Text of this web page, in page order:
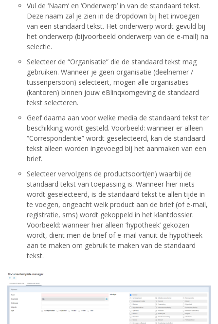
Vul de ‘Naam’ en ‘Onderwerp’ in van de standaard tekst.
Deze naam zal je zien in de dropdown bij het invoegen
van een standaard tekst. Het onderwerp wordt gevuld bij
het onderwerp (bijvoorbeeld onderwerp van de e-mail) na
selectie.
Selecteer de “Organisatie” die de standaard tekst mag
gebruiken. Wanneer je geen organisatie (deelnemer /
tussenpersoon) selecteert, mogen alle organisaties
(kantoren) binnen jouw eBlinqxomgeving de standaard
tekst selecteren.
Geef daarna aan voor welke media de standaard tekst ter
beschikking wordt gesteld. Voorbeeld: wanneer er alleen
“Correspondentie” wordt geselecteerd, kan de standaard
tekst alleen worden ingevoegd bij het aanmaken van een
brief.
Selecteer vervolgens de productsoort(en) waarbij de
standaard tekst van toepassing is. Wanneer hier niets
wordt geselecteerd, is de standaard tekst te allen tijde in
te voegen, ongeacht welk product aan de brief (of e-mail,
registratie, sms) wordt gekoppeld in het klantdossier.
Voorbeeld: wanneer hier alleen ‘hypotheek’ gekozen
wordt, dient men de brief of e-mail vanuit de hypotheek
aan te maken om gebruik te maken van de standaard
tekst.